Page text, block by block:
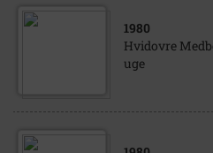
1980
Hvidovre
uge